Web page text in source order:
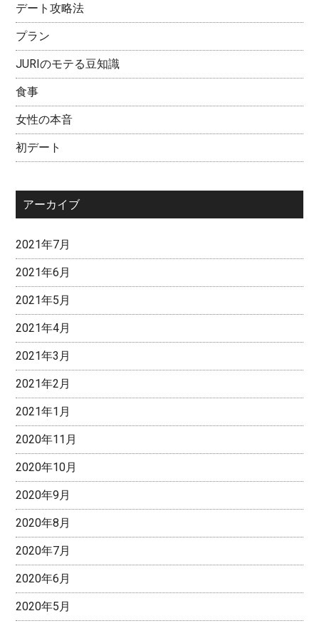
デート攻略法
プラン
JURIのモテる豆知識
食事
女性の本音
初デート
アーカイブ
2021年7月
2021年6月
2021年5月
2021年4月
2021年3月
2021年2月
2021年1月
2020年11月
2020年10月
2020年9月
2020年8月
2020年7月
2020年6月
2020年5月